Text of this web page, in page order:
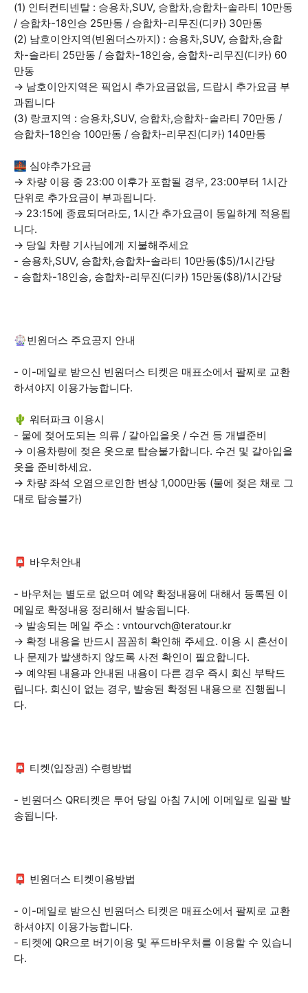
(1) 인터컨티넨탈 : 승용차,SUV, 승합차,승합차-솔라티 10만동
/ 승합차-18인승 25만동 / 승합차-리무진(디카) 30만동
(2) 남호이안지역(빈원더스까지) : 승용차,SUV, 승합차,승합
차-솔라티 25만동 / 승합차-18인승, 승합차-리무진(디카) 60
만동
→ 남호이안지역은 픽업시 추가요금없음, 드랍시 추가요금 부
과됩니다
(3) 랑코지역 : 승용차,SUV, 승합차,승합차-솔라티 70만동 /
승합차-18인승 100만동 / 승합차-리무진(디카) 140만동
🌉 심야추가요금
→ 차량 이용 중 23:00 이후가 포함될 경우, 23:00부터 1시간
단위로 추가요금이 부과됩니다.
→ 23:15에 종료되더라도, 1시간 추가요금이 동일하게 적용됩
니다.
→ 당일 차량 기사님에게 지불해주세요
- 승용차,SUV, 승합차,승합차-솔라티 10만동($5)/1시간당
- 승합차-18인승, 승합차-리무진(디카) 15만동($8)/1시간당
🎡빈원더스 주요공지 안내
- 이-메일로 받으신 빈원더스 티켓은 매표소에서 팔찌로 교환
하셔야지 이용가능합니다.
🌵 워터파크 이용시
- 물에 젖어도되는 의류 / 갈아입을옷 / 수건 등 개별준비
→ 이용차량에 젖은 옷으로 탑승불가합니다. 수건 및 갈아입을
옷을 준비하세요.
→ 차량 좌석 오염으로인한 변상 1,000만동 (물에 젖은 채로 그
대로 탑승불가)
📮 바우처안내
- 바우처는 별도로 없으며 예약 확정내용에 대해서 등록된 이
메일로 확정내용 정리해서 발송됩니다.
→ 발송되는 메일 주소 : vntourvch@teratour.kr
→ 확정 내용을 반드시 꼼꼼히 확인해 주세요. 이용 시 혼선이
나 문제가 발생하지 않도록 사전 확인이 필요합니다.
→ 예약된 내용과 안내된 내용이 다른 경우 즉시 회신 부탁드
립니다. 회신이 없는 경우, 발송된 확정된 내용으로 진행됩니
다.
📮 티켓(입장권) 수령방법
- 빈원더스 QR티켓은 투어 당일 아침 7시에 이메일로 일괄 발
송됩니다.
📮 빈원더스 티켓이용방법
- 이-메일로 받으신 빈원더스 티켓은 매표소에서 팔찌로 교환
하셔야지 이용가능합니다.
- 티켓에 QR으로 버기이용 및 푸드바우처를 이용할 수 있습니
다.